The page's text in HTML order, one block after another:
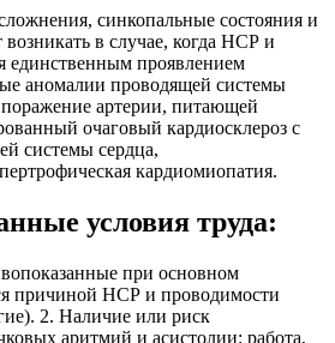
синкопальные состояния и
возникать в случае, когда НСР и
единственным проявлением
аномалии проводящей системы
артерии, питающей
очаговый кардиосклероз с
системы сердца,
кардиомиопатия.
условия труда:
при основном
причиной НСР и проводимости
2. Наличие или риск
аритмий и асистолии: работа,